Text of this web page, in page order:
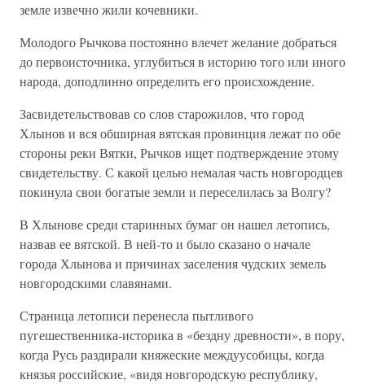
земле извечно жили кочевники.
Молодого Рычкова постоянно влечет желание добраться
до первоисточника, углубиться в историю того или иного
народа, доподлинно определить его происхождение.
Засвидетельствовав со слов старожилов, что город
Хлынов и вся обширная вятская провинция лежат по обе
стороны реки Вятки, Рычков ищет подтверждение этому
свидетельству. С какой целью немалая часть новгородцев
покинула свои богатые земли и переселилась за Волгу?
В Хлынове среди старинных бумаг он нашел летопись,
назвав ее вятской. В ней-то и было сказано о начале
города Хлынова и причинах заселения чудских земель
новгородскими славянами.
Страница летописи перенесла пытливого
пугешественника-историка в «бездну древности», в пору,
когда Русь раздирали княжеские междуусобицы, когда
князья российские, «видя новгородскую республику,